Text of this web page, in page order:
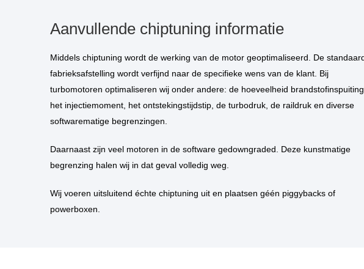
Aanvullende chiptuning informatie
Middels chiptuning wordt de werking van de motor geoptimaliseerd. De standaard
fabrieksafstelling wordt verfijnd naar de specifieke wens van de klant. Bij
turbomotoren optimaliseren wij onder andere: de hoeveelheid brandstofinspuiting,
het injectiemoment, het ontstekingstijdstip, de turbodruk, de raildruk en diverse
softwarematige begrenzingen.
Daarnaast zijn veel motoren in de software gedowngraded. Deze kunstmatige
begrenzing halen wij in dat geval volledig weg.
Wij voeren uitsluitend échte chiptuning uit en plaatsen géén piggybacks of
powerboxen.